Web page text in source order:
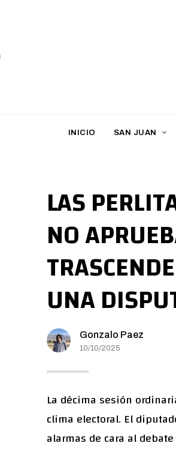
INICIO SAN JUAN
LAS
NO
UNA
Gonzalo Paez
10/10/2025
La décima sesión
clima electoral. El
alarmas de cara al